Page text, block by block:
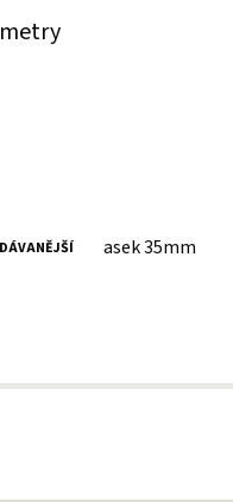
černý opasek 35mm